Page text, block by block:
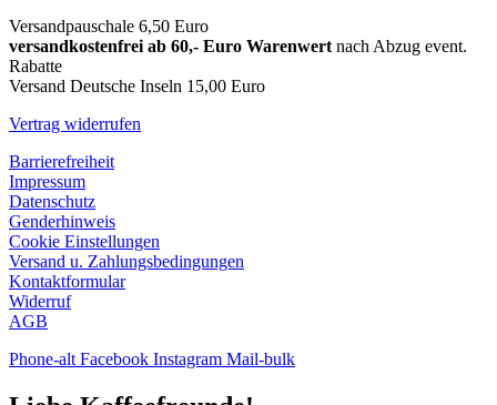
Versandpauschale 6,50 Euro
versandkostenfrei ab 60,- Euro Warenwertnach Abzug event.
Rabatte
Versand Deutsche Inseln 15,00 Euro
Vertrag widerrufen
Barrierefreiheit
Impressum
Datenschutz
Genderhinweis
Cookie Einstellungen
Versand u. Zahlungsbedingungen
Kontaktformular
Widerruf
AGB
Phone-alt Facebook Instagram Mail-bulk